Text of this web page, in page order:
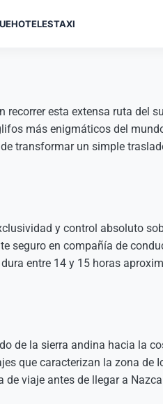
HOTELESTAXI
recorrer esta extensa ruta del
más enigmáticos del
transformar un simple
y control absoluto
en compañía de
entre 14 y 15 horas
de la sierra andina hacia la
que caracterizan la zona de
viaje antes de llegar a